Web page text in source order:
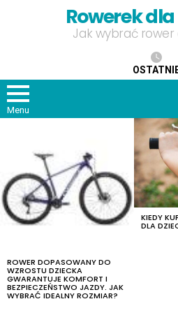
Rowerek
Jak wybrać rower
Menu
ROWER DOPASOWANY DO
WZROSTU DZIECKA
GWARANTUJE KOMFORT I
BEZPIECZEŃSTWO JAZDY. JAK
WYBRAĆ IDEALNY ROZMIAR?
KIEDY
DLA